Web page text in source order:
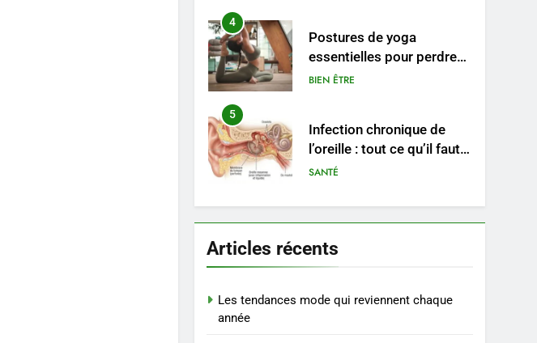
4
Postures de yoga
essentielles pour perdre
du poids rapidement et
BIEN ÊTRE
5
Infection chronique de
l’oreille : tout ce qu’il faut
savoir sur les
SANTÉ
6
Les secrets révélés pour
une peau éclatante grâce
SANTÉ
7
Articles récents
Les tendances mode qui reviennent chaque
année